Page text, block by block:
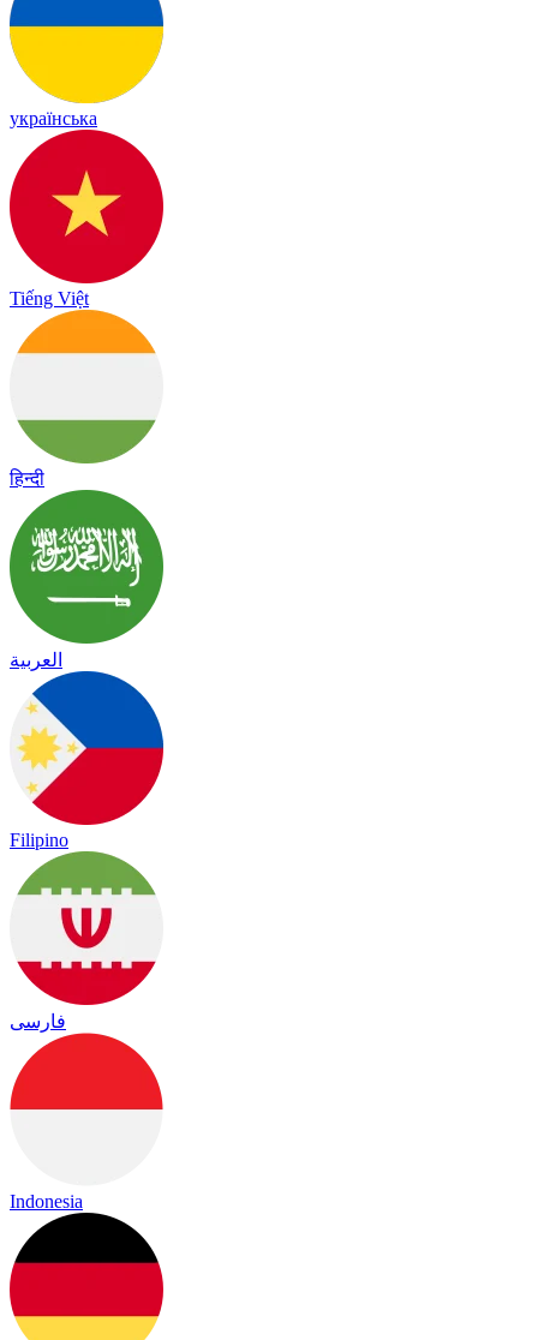
українська
Tiếng Việt
हिन्दी
العربية
Filipino
فارسی
Indonesia